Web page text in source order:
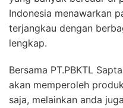
Indonesia menawarkan
terjangkau dengan
lengkap.
Bersama PT.PBKTL
akan memperoleh
saja, melainkan anda